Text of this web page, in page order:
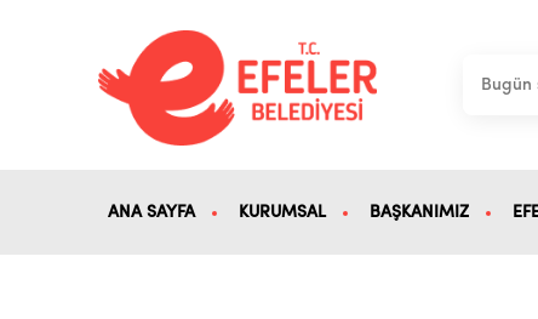
ANA SAYFA KURUMSAL BAŞKANIMIZ